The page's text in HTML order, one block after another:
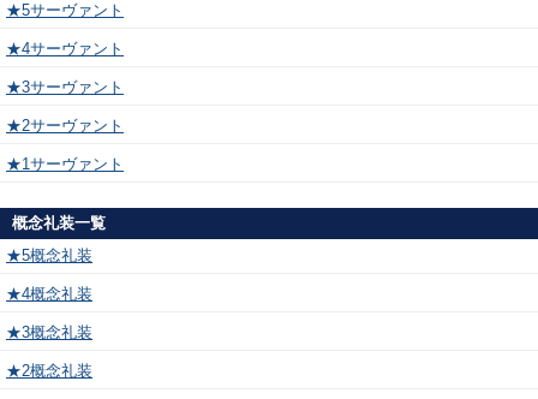
★5サーヴァント
★4サーヴァント
★3サーヴァント
★2サーヴァント
★1サーヴァント
概念礼装一覧
★5概念礼装
★4概念礼装
★3概念礼装
★2概念礼装